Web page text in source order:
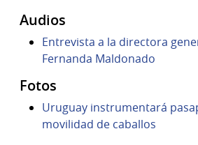
Audios
Entrevista a la directora
Fernanda Maldonado
Fotos
Uruguay instrumentará
movilidad de caballos